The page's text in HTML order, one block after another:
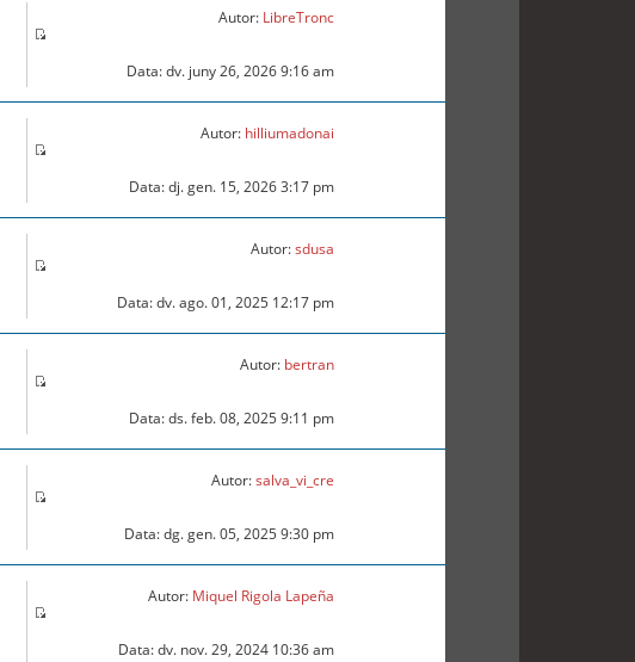
Autor: LibreTronc
Data: dv. juny 26, 2026 9:16 am
Autor: hilliumadonai
Data: dj. gen. 15, 2026 3:17 pm
Autor:sdusa
Data: dv. ago. 01, 2025 12:17 pm
Autor: bertran
Data: ds. feb. 08, 2025 9:11 pm
Autor:salva_vi_cre
Data: dg. gen. 05, 2025 9:30 pm
Autor: Miquel Rigola Lapeña
Data: dv. nov. 29, 2024 10:36 am